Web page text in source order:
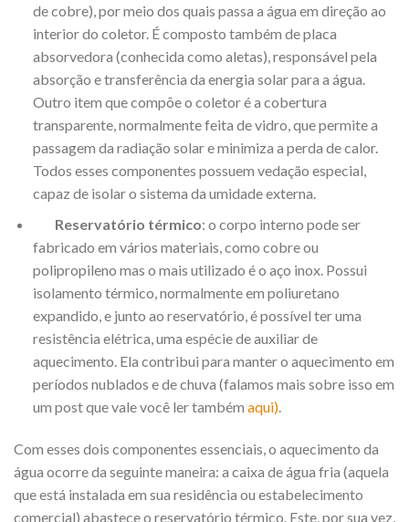
de cobre), por meio dos quais passa a água em direção ao
interior do coletor. É composto também de placa
absorvedora (conhecida como aletas), responsável pela
absorção e transferência da energia solar para a água.
Outro item que compõe o coletor é a cobertura
transparente, normalmente feita de vidro, que permite a
passagem da radiação solar e minimiza a perda de calor.
Todos esses componentes possuem vedação especial,
capaz de isolar o sistema da umidade externa.
Reservatório térmico: o corpo interno pode ser
fabricado em vários materiais, como cobre ou
polipropileno mas o mais utilizado é o aço inox. Possui
isolamento térmico, normalmente em poliuretano
expandido, e junto ao reservatório, é possível ter uma
resistência elétrica, uma espécie de auxiliar de
aquecimento. Ela contribui para manter o aquecimento em
períodos nublados e de chuva (falamos mais sobre isso em
um post que vale você ler também aqui).
Com esses dois componentes essenciais, o aquecimento da
água ocorre da seguinte maneira: a caixa de água fria (aquela
que está instalada em sua residência ou estabelecimento
comercial) abastece o reservatório térmico. Este, por sua vez,